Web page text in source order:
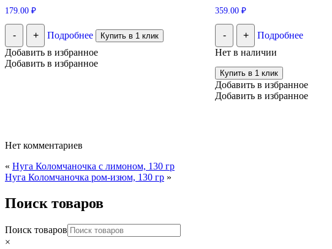
179.00 ₽
- + Подробнее Купить в 1 клик
Добавить в избранное
Добавить в избранное
359.00₽
- +
Подробнее
Нет в наличии
Купить в 1 клик
Добавить в избранное
Добавить в избранное
Нет комментариев
« Нуга Коломчаночка с лимоном, 130 гр
Нуга Коломчаночка ром-изюм, 130 гр »
Поиск товаров
Поиск товаров
×